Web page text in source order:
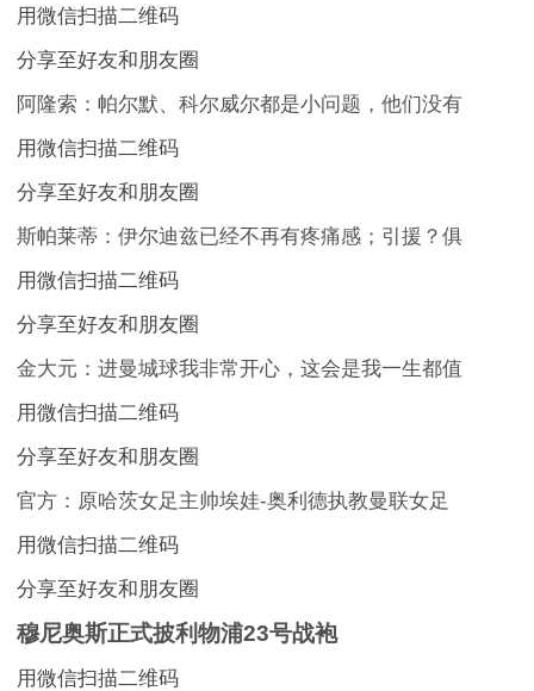
用微信扫描二维码
分享至好友和朋友圈
阿隆索：帕尔默、科尔威尔都是小问题，他们没有
用微信扫描二维码
分享至好友和朋友圈
斯帕莱蒂：伊尔迪兹已经不再有疼痛感；引援？俱
用微信扫描二维码
分享至好友和朋友圈
金大元：进曼城球我非常开心，这会是我一生都值
用微信扫描二维码
分享至好友和朋友圈
官方：原哈茨女足主帅埃娃-奥利德执教曼联女足
用微信扫描二维码
分享至好友和朋友圈
穆尼奥斯正式披利物浦23号战袍
用微信扫描二维码